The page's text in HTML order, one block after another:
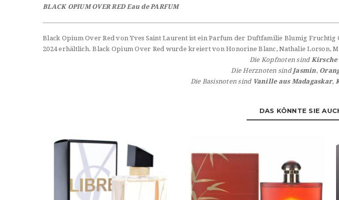
BLACK OPIUM OVER RED Eau de PARFUM
Black Opium Over Red von Yves Saint Laurent ist ein Parfum der Duftfamilie Blumig
2024 erhältlich. Black Opium Over Red wurde kreiert von Honorine Blanc, Nathalie Lorson,
Die Kopfnoten sind Kirsche
Die Herznoten sind Jasmin,
Die Basisnoten sind Vanille aus Madagaskar,
DAS KÖNNTE SIE